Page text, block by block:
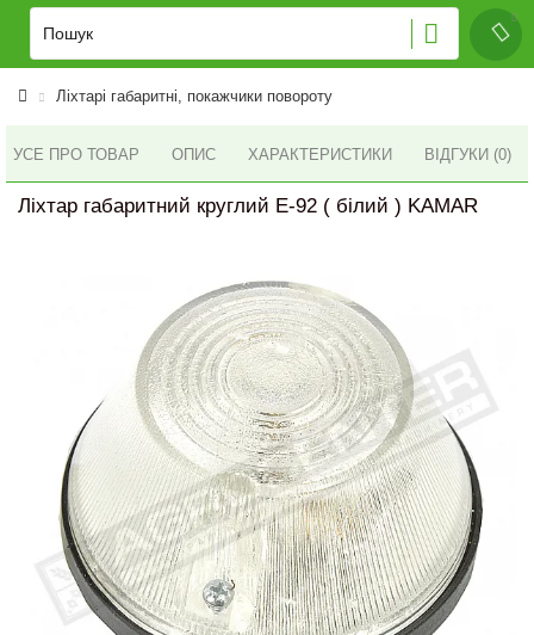
Ліхтарі габаритні, покажчики повороту
УСЕ ПРО ТОВАР ОПИС ХАРАКТЕРИСТИКИ ВІДГУКИ (0)
Ліхтар габаритний круглий Е-92 ( білий ) KAMAR